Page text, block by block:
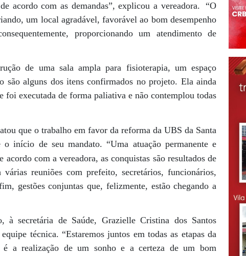
acordo com as demandas”, explicou a vereadora.
“O
um local agradável, favorável ao bom desempenho
proporcionando um atendimento de
de uma sala ampla para fisioterapia, um espaço
são alguns dos itens confirmados no projeto. Ela ainda
foi executada de forma paliativa e não contemplou todas
que o trabalho em favor da reforma da UBS da Santa
início de seu mandato. “Uma atuação permanente e
acordo com a vereadora, as conquistas são resultados de
reuniões com prefeito, secretários, funcionários,
gestões conjuntas que, felizmente, estão chegando a
à secretária de Saúde, Grazielle Cristina dos Santos
técnica. “Estaremos juntos em todas as etapas da
a realização de um sonho e a certeza de um bom